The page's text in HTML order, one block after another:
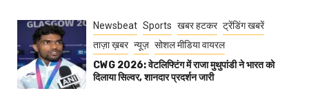
Newsbeat Sports खबर हटकर ट्रेंडिंग खबरें
ताज़ा ख़बर न्यूज़ सोशल मीडिया वायरल
CWG 2026: वेटलिफ्टिंग में राजा मुथुपांडी ने भारत को
दिलाया सिल्वर, शानदार प्रदर्शन जारी